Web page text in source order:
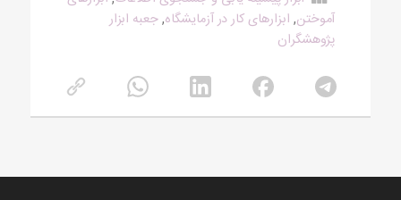
آموختن, ابزارهای کار در آزمایشگاه,جعبه ابزار
پژوهشگران